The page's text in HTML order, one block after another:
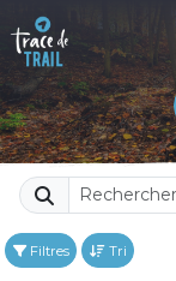
Filtres Tri